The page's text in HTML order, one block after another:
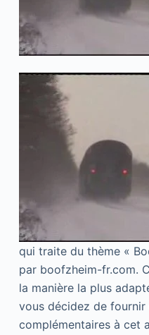
qui traite du thème «
par boofzheim-fr.com.
la manière la plus
vous décidez de
complémentaires à cet